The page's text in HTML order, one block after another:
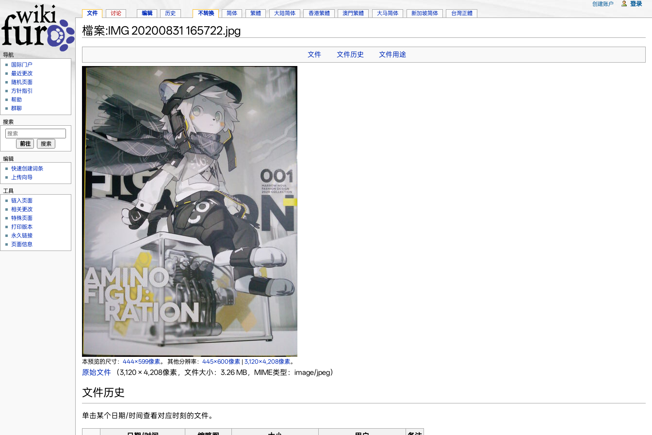
檔案:IMG 20200831 165722.jpg
文件 文件历史 文件用途
本预览的尺寸： 444×599像素。 其他分辨率： 445×600像素| 3,120×4,208像素。
原始文件‎ （3,120 × 4,208像素，文件大小：3.26 MB，MIME类型：image/jpeg）
文件历史
单击某个日期/时间查看对应时刻的文件。
文件 讨论 编辑 历史 不转换 简体 繁體 大陆简体 香港繁體 澳門繁體 大马简体 新加坡简体 台灣正體
创建账户 登录
导航
国际门户
最近更改
随机页面
方针指引
帮助
群聊
搜索
编辑
快速创建词条
上传向导
工具
链入页面
相关更改
特殊页面
打印版本
永久链接
页面信息